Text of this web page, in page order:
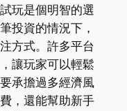
玩是個明智的選
投資的情況下，
方式。許多平台
讓玩家可以輕鬆
承擔過多經濟風
，還能幫助新手